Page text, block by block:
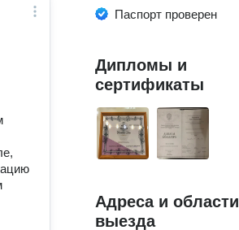
Паспорт проверен
Дипломы и
сертификаты
Адреса и области
выезда